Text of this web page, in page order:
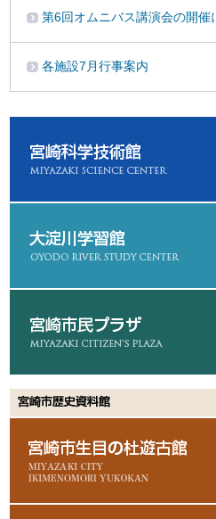
第6回オムニバス講演会の開催
各施設7月行事案内